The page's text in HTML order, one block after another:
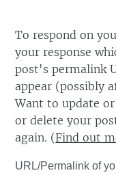
To respond on
your response
post's permalink
appear (possibly
Want to update
or delete your
again. (Find out
URL/Permalink of